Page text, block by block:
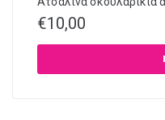
€10,00